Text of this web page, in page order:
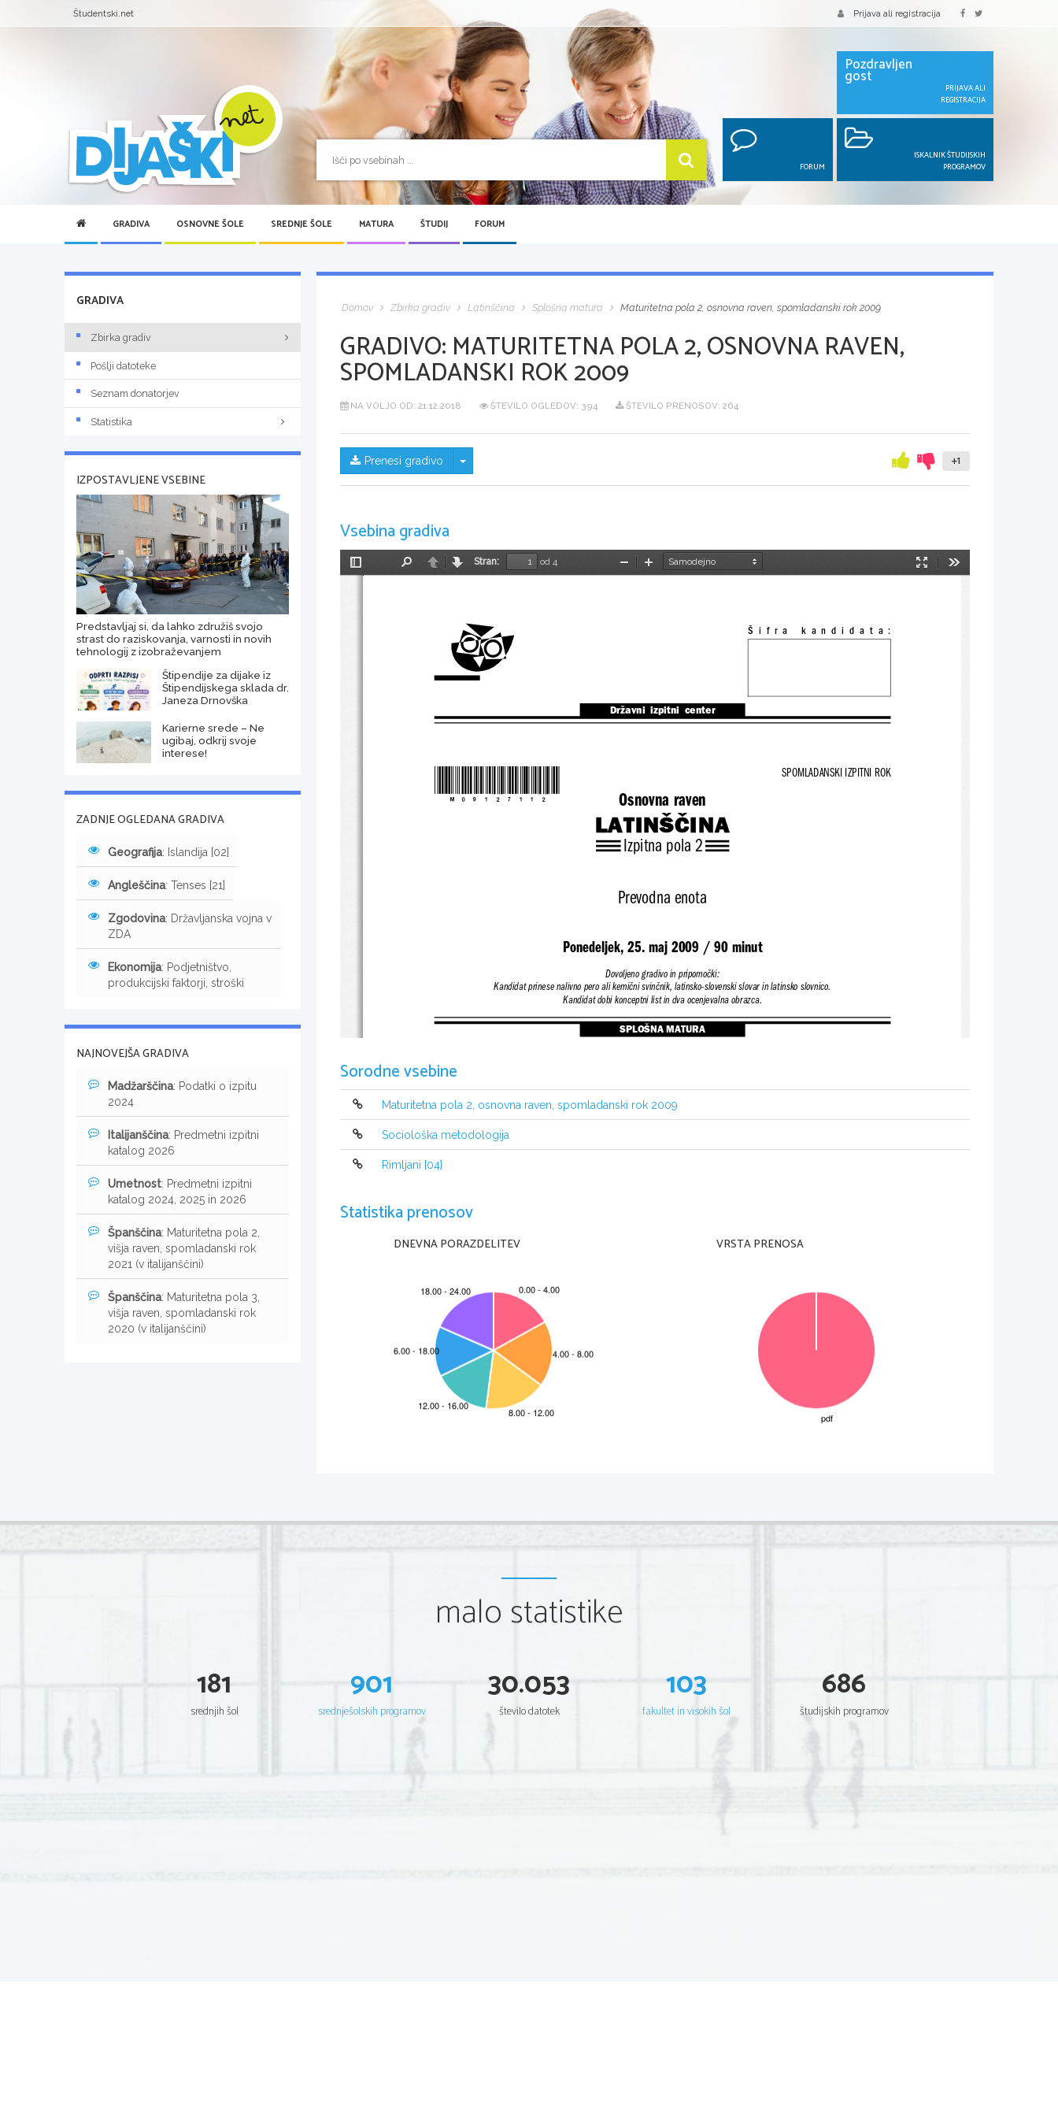
Študentski.net Prijava ali registracija
Pozdravljen
gost
PRIJAVA ALI
REGISTRACIJA
FORUM
ISKALNIK ŠTUDIJSKIH
PROGRAMOV
GRADIVA OSNOVNE ŠOLE SREDNJE ŠOLE MATURA ŠTUDIJ FORUM
Domov Zbirka gradiv Latinščina Splošna matura Maturitetna pola 2, osnovna raven, spomladanski rok 2009
GRADIVO: MATURITETNA POLA 2, OSNOVNA RAVEN,
SPOMLADANSKI ROK 2009
NA VOLJO OD: 21.12.2018 ŠTEVILO OGLEDOV: 394 ŠTEVILO PRENOSOV: 264
Prenesi gradivo Skrij/prikaži meni +1
Vsebina gradiva
Preklopi
NazajNaprej
Stran:
od 4
Način
PomanjšajPovečaj
Izpitna pola 2
Prevodna enota
Dovoljeno gradivo in pripomočki:
Kandidat prinese nalivno pero ali kemični svinčnik, latinsko-slovenski slovar in latinsko slovnico.
Kandidat dobi konceptni list in dva ocenjevalna obrazca.
LATINŠČINA
Ta pola ima 4 strani, od tega 1 prazno.
SPOMLADANSKI IZPITNI ROK
Ponedeljek, 25. maj 2009 / 90 minut
Osnovna raven
Državni  izpitni  center
SPLOŠNA MATURA
Pazljivo preberite ta navodila.
Ne odpirajte izpitne pole in ne začenjajte reševati
Prilepite kodo oziroma vpišite svojo šifro (v okvirček desno zgor
aj na tej strani in na ocenjevalna obrazca). Svojo šifro vpiši
Pišite v izpitno polo z nalivnim peresom ali s kemičnim sv
prečrtajte in jo zapišite na novo. Nečitljivo besedilo bo ocen
jeno z nič (0) točkami. Osnutek prevoda, ki ga lahko napišete na
konceptni list, se pri ocenjevanju ne upošteva.
Zaupajte vase in v svoje zmožnosti. Želimo vam veliko uspeha.
© RIC 2009
Šifra  kandidata:
Pater meus Hamilcar, puero me novem annos nato
secum  ducere.  Tum  ille:  »Hoc  faciam,«  inquit,  »si  mihi  fidem,  quam  postulo,  dederis.«  Simul  me  ad
  celabis.  Cum  vero  bellum  parabis,  te
Sorodne vsebine
Maturitetna pola 2, osnovna raven, spomladanski rok 2009
Sociološka metodologija
Rimljani [04]
Statistika prenosov
DNEVNA PORAZDELITEV VRSTA PRENOSA
GRADIVA
Zbirka gradiv
Pošlji datoteke
Seznam donatorjev
Statistika
IZPOSTAVLJENE VSEBINE
Predstavljaj si, da lahko združiš svojo
strast do raziskovanja, varnosti in novih
tehnologij z izobraževanjem
Štipendije za dijake iz
Štipendijskega sklada dr.
Janeza Drnovška
Karierne srede – Ne
ugibaj, odkrij svoje
interese!
ZADNJE OGLEDANA GRADIVA
Geografija: Islandija [02]
Angleščina: Tenses [21]
Zgodovina: Državljanska vojna v
ZDA
Ekonomija: Podjetništvo,
produkcijski faktorji, stroški
NAJNOVEJŠA GRADIVA
Madžarščina: Podatki o izpitu
2024
Italijanščina: Predmetni izpitni
katalog 2026
Umetnost: Predmetni izpitni
katalog 2024, 2025 in 2026
Španščina: Maturitetna pola 2,
višja raven, spomladanski rok
2021 (v italijanščini)
Španščina: Maturitetna pola 3,
višja raven, spomladanski rok
2020 (v italijanščini)
malo statistike
181
srednjih šol
901
srednješolskih programov
30.053
število datotek
103
fakultet in visokih šol
686
študijskih programov